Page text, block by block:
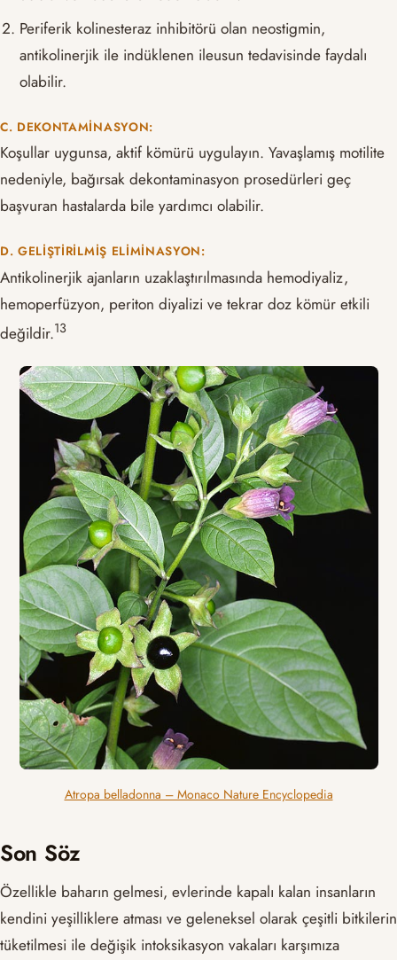
Periferik kolinesteraz inhibitörü olan neostigmin,
antikolinerjik ile indüklenen ileusun tedavisinde faydalı
olabilir.
C. DEKONTAMINASYON:
Koşullar uygunsa, aktif kömürü uygulayın. Yavaşlamış motilite
nedeniyle, bağırsak dekontaminasyon prosedürleri geç
başvuran hastalarda bile yardımcı olabilir.
D. GELIŞTIRILMIŞ ELIMINASYON:
Antikolinerjik ajanların uzaklaştırılmasında hemodiyaliz,
hemoperfüzyon, periton diyalizi ve tekrar doz kömür etkili
değildir.​13​
Atropa belladonna – Monaco Nature Encyclopedia
Son Söz
Özellikle baharın gelmesi, evlerinde kapalı kalan insanların
kendini yeşilliklere atması ve geleneksel olarak çeşitli bitkilerin
tüketilmesi ile değişik intoksikasyon vakaları karşımıza